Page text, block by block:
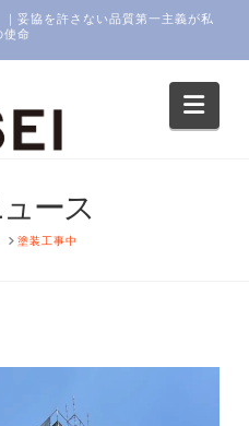
妥協を許さない品質第一主義が私
使命
ース
塗装工事中